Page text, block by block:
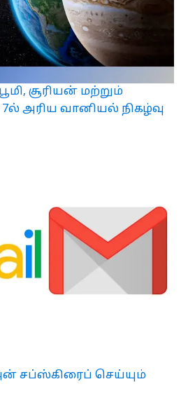
சூரியன் மற்றும்
அரிய வானியல் நிகழ்வு
சப்ஸ்கிரைப் செய்யும்